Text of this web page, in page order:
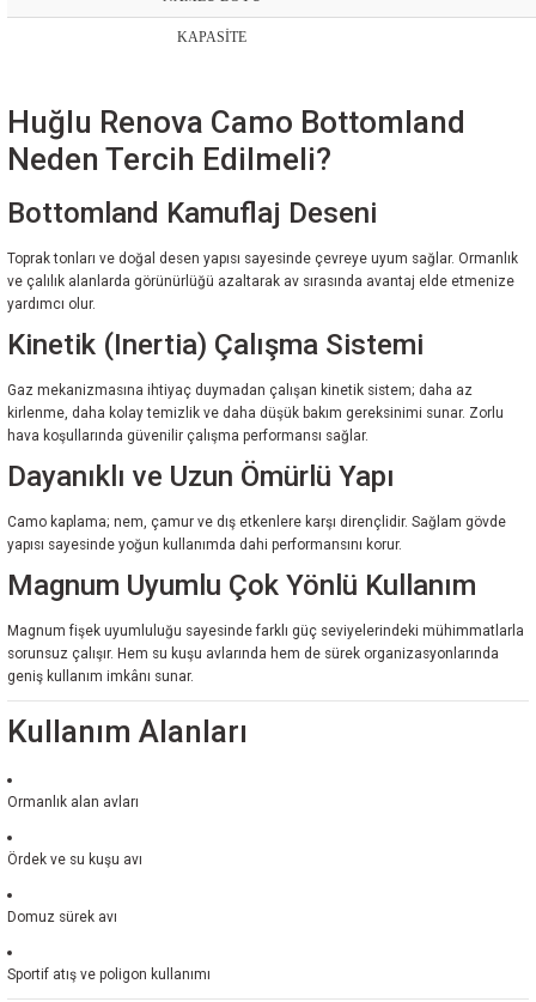
KAPASİTE
Huğlu Renova Camo Bottomland
Neden Tercih Edilmeli?
Bottomland Kamuflaj Deseni
Toprak tonları ve doğal desen yapısı sayesinde çevreye uyum sağlar. Ormanlık
ve çalılık alanlarda görünürlüğü azaltarak av sırasında avantaj elde etmenize
yardımcı olur.
Kinetik (Inertia) Çalışma Sistemi
Gaz mekanizmasına ihtiyaç duymadan çalışan kinetik sistem; daha az
kirlenme, daha kolay temizlik ve daha düşük bakım gereksinimi sunar. Zorlu
hava koşullarında güvenilir çalışma performansı sağlar.
Dayanıklı ve Uzun Ömürlü Yapı
Camo kaplama; nem, çamur ve dış etkenlere karşı dirençlidir. Sağlam gövde
yapısı sayesinde yoğun kullanımda dahi performansını korur.
Magnum Uyumlu Çok Yönlü Kullanım
Magnum fişek uyumluluğu sayesinde farklı güç seviyelerindeki mühimmatlarla
sorunsuz çalışır. Hem su kuşu avlarında hem de sürek organizasyonlarında
geniş kullanım imkânı sunar.
Kullanım Alanları
Ormanlık alan avları
Ördek ve su kuşu avı
Domuz sürek avı
Sportif atış ve poligon kullanımı